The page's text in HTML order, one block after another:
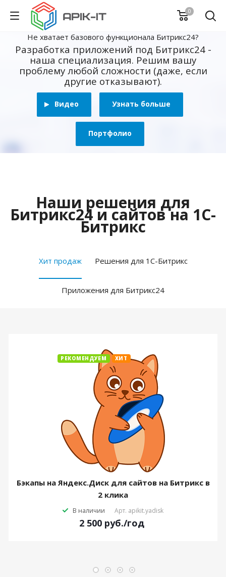
0
Не хватает базового функционала Битрикс24?
Разработка приложений под Битрикс24 -
наша специализация. Решим вашу
проблему любой сложности (даже, если
другие отказывают).
Видео Узнать больше
Портфолио
Наши решения для
Битрикс24 и сайтов на 1С-
Битрикс
Хит продаж Решения для 1С-Битрикс
Приложения для Битрикс24
РЕКОМЕНДУЕМ ХИТ
Бэкапы на Яндекс.Диск для сайтов на Битрикс в
2 клика
В наличии Арт. apikit.yadisk
2 500 руб./год